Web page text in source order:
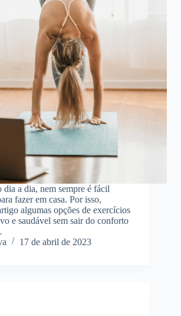
dia a dia, nem sempre é fácil
fazer em casa. Por isso,
algumas opções de exercícios
e saudável sem sair do conforto
17 de abril de 2023